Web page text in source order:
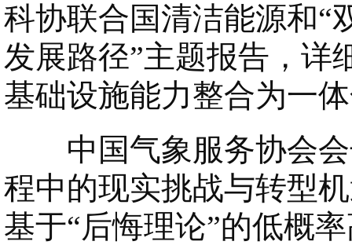
科协联合国清洁能源和“
发展路径”主题报告，详
基础设施能力整合为一
中国气象服务协会会
程中的现实挑战与转型
基于“后悔理论”的低概